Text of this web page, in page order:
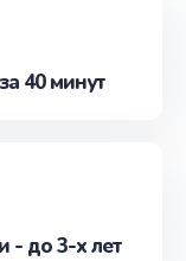
40 минут
- до 3-х лет